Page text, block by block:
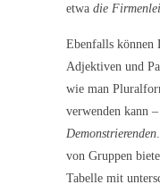
etwa die
Ebenfalls können
Adjektiven und
wie man
verwenden kann
Demonstrierenden
von Gruppen
Tabelle mit